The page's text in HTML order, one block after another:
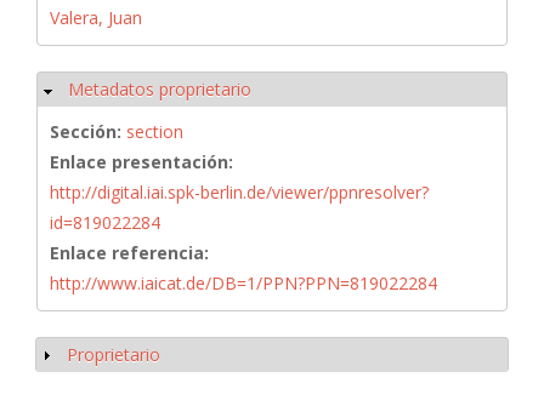
Valera, Juan
Ocultar
Metadatos proprietario
Sección: section
Enlace presentación:
http://digital.iai.spk-berlin.de/viewer/ppnresolver?
id=819022284
Enlace referencia:
http://www.iaicat.de/DB=1/PPN?PPN=819022284
Mostrar
Proprietario